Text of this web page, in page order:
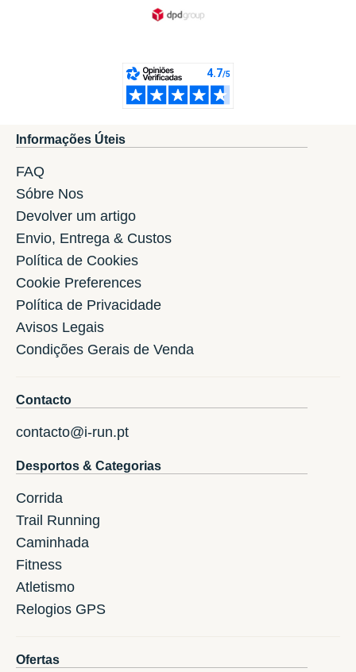
Informações Úteis
FAQ
Sóbre Nos
Devolver um artigo
Envio, Entrega & Custos
Política de Cookies
Cookie Preferences
Política de Privacidade
Avisos Legais
Condições Gerais de Venda
Contacto
contacto@i-run.pt
Desportos & Categorias
Corrida
Trail Running
Caminhada
Fitness
Atletismo
Relogios GPS
Ofertas